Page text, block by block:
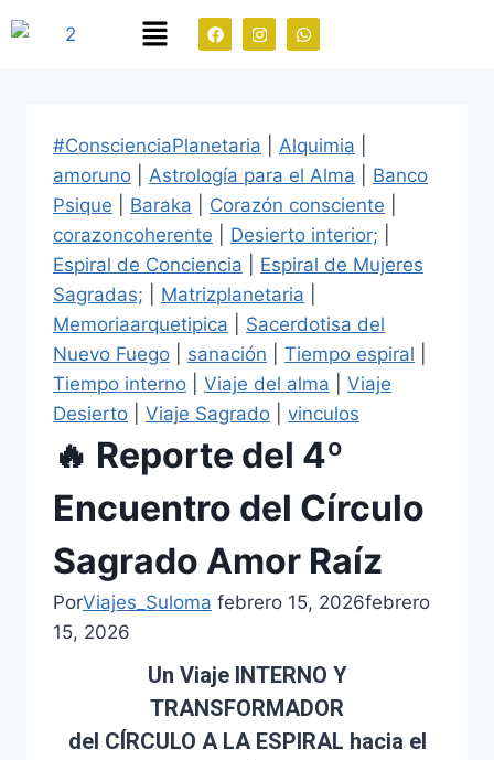
#ConscienciaPlanetaria Alquimia
amoruno
Astrología para el Alma
Banco
Psique
Baraka Corazón consciente
corazoncoherente
Desierto interior;
Espiral de Conciencia
Espiral de Mujeres
Sagradas;
Matrizplanetaria
Memoriaarquetipica
Sacerdotisa del
Nuevo Fuego
sanación Tiempo espiral
Tiempo interno
Viaje del alma
Viaje
Desierto
Viaje Sagrado vinculos
🔥 Reporte del 4º
Encuentro del Círculo
Sagrado Amor Raíz
PorViajes_Suloma febrero 15, 2026febrero
15, 2026
Un Viaje INTERNO Y
TRANSFORMADOR
del CÍRCULO A LA ESPIRAL hacia el